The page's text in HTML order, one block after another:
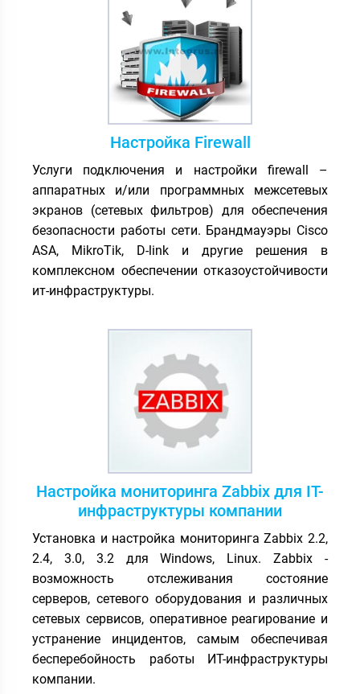
Настройка Firewall
Услуги подключения и настройки firewall –
аппаратных и/или программных межсетевых
экранов (сетевых фильтров) для обеспечения
безопасности работы сети. Брандмауэры Cisco
ASA, MikroTik, D-link и другие решения в
комплексном обеспечении отказоустойчивости
ит-инфраструктуры.
Настройка мониторинга Zabbix для IT-
инфраструктуры компании
Установка и настройка мониторинга Zabbix 2.2,
2.4, 3.0, 3.2 для Windows, Linux. Zabbix -
возможность отслеживания состояние
серверов, сетевого оборудования и различных
сетевых сервисов, оперативное реагирование и
устранение инцидентов, самым обеспечивая
бесперебойность работы ИТ-инфраструктуры
компании.